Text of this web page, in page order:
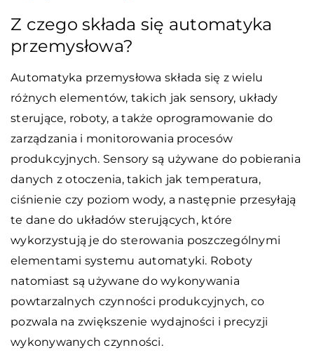
Z czego składa się automatyka
przemysłowa?
Automatyka przemysłowa składa się z wielu
różnych elementów, takich jak sensory, układy
sterujące, roboty, a także oprogramowanie do
zarządzania i monitorowania procesów
produkcyjnych. Sensory są używane do pobierania
danych z otoczenia, takich jak temperatura,
ciśnienie czy poziom wody, a następnie przesyłają
te dane do układów sterujących, które
wykorzystują je do sterowania poszczególnymi
elementami systemu automatyki. Roboty
natomiast są używane do wykonywania
powtarzalnych czynności produkcyjnych, co
pozwala na zwiększenie wydajności i precyzji
wykonywanych czynności.